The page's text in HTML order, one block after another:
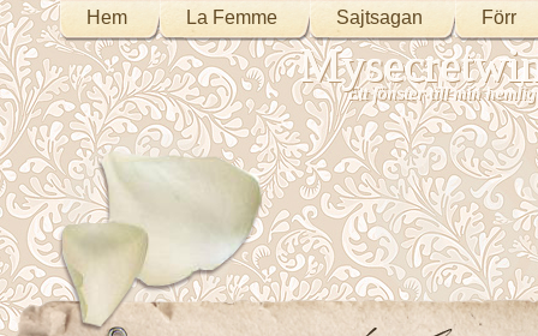
Hem La Femme Sajtsagan Förr
Ett fönster till min